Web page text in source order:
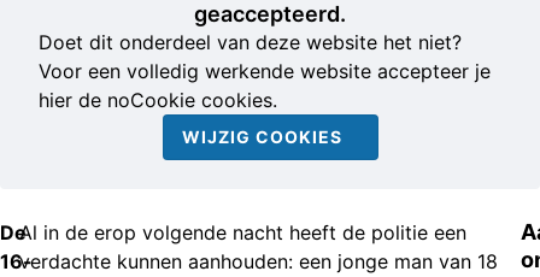
geaccepteerd.
Doet dit onderdeel van deze website het niet?
Voor een volledig werkende website accepteer je
hier de noCookie cookies.
WIJZIG COOKIES
De
16-
Al in de erop volgende nacht heeft de politie een
verdachte kunnen aanhouden: een jonge man van 18